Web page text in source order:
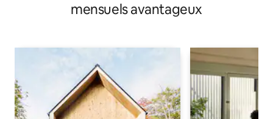
mensuels avantageux